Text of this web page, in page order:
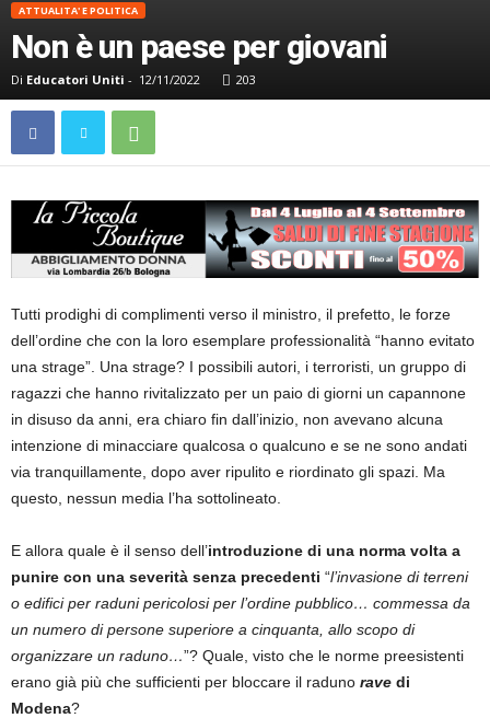
ATTUALITA' E POLITICA
Non è un paese per giovani
Di Educatori Uniti - 12/11/2022 203
Tutti prodighi di complimenti verso il ministro, il prefetto, le forze
dell’ordine che con la loro esemplare professionalità “hanno evitato
una strage”. Una strage? I possibili autori, i terroristi, un gruppo di
ragazzi che hanno rivitalizzato per un paio di giorni un capannone
in disuso da anni, era chiaro fin dall’inizio, non avevano alcuna
intenzione di minacciare qualcosa o qualcuno e se ne sono andati
via tranquillamente, dopo aver ripulito e riordinato gli spazi. Ma
questo, nessun media l’ha sottolineato.
E allora quale è il senso dell’introduzione di una norma volta a
punire con una severità senza precedenti “l’invasione di terreni
o edifici per raduni pericolosi per l’ordine pubblico… commessa da
un numero di persone superiore a cinquanta, allo scopo di
organizzare un raduno…”? Quale, visto che le norme preesistenti
erano già più che sufficienti per bloccare il raduno rave di
Modena?